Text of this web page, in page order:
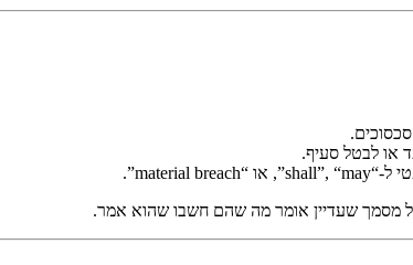
או לבטל סעיף.
מסמך שעדיין אומר מה שהם חשבו שהוא אמר.